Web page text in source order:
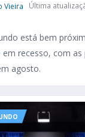
Vieira Última
está bem
em recesso, com as
agosto.